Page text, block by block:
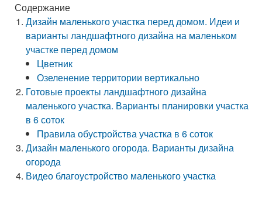
Содержание
Дизайн маленького участка перед домом. Идеи и
варианты ландшафтного дизайна на маленьком
участке перед домом
Цветник
Озеленение территории вертикально
Готовые проекты ландшафтного дизайна
маленького участка. Варианты планировки участка
в 6 соток
Правила обустройства участка в 6 соток
Дизайн маленького огорода. Варианты дизайна
огорода
Видео благоустройство маленького участка